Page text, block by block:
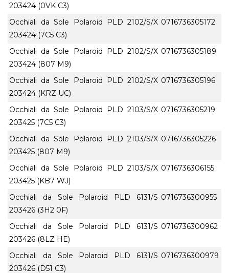
203424 (0VK C3)
Occhiali da Sole Polaroid PLD 2102/S/X
203424 (7C5 C3)
0716736305172
Occhiali da Sole Polaroid PLD 2102/S/X
203424 (807 M9)
0716736305189
Occhiali da Sole Polaroid PLD 2102/S/X
203424 (KRZ UC)
0716736305196
Occhiali da Sole Polaroid PLD 2103/S/X
203425 (7C5 C3)
0716736305219
Occhiali da Sole Polaroid PLD 2103/S/X
203425 (807 M9)
0716736305226
Occhiali da Sole Polaroid PLD 2103/S/X
203425 (KB7 WJ)
0716736306155
Occhiali da Sole Polaroid PLD 6131/S
203426 (3H2 0F)
0716736300955
Occhiali da Sole Polaroid PLD 6131/S
203426 (8LZ HE)
0716736300962
Occhiali da Sole Polaroid PLD 6131/S
203426 (D51 C3)
0716736300979